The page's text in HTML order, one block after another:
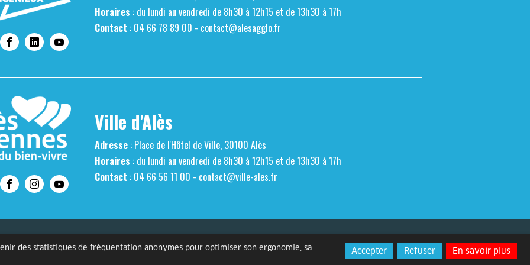
des statistiques de fréquentation anonymes pour optimiser son ergonomie, sa
Accepter Refuser En savoir plus
Horaires : du lundi au vendredi de 8h30 à 12h15 et de 13h30 à 17h
Contact : 04 66 78 89 00 - contact@alesagglo.fr
Ville d'Alès
Adresse: Place de l'Hôtel de Ville, 30100 Alès
Horaires : du lundi au vendredi de 8h30 à 12h15 et de 13h30 à 17h
Contact : 04 66 56 11 00 - contact@ville-ales.fr
personnelles Mentions légales Gestion des cookies Accessibilité Espace presse Contact